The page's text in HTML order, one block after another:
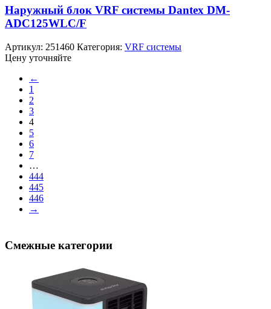
Наружный блок VRF системы Dantex DM-
ADC125WLC/F
Артикул: 251460 Категория: VRF системы
Цену уточняйте
←
1
2
3
4
5
6
7
…
444
445
446
→
Смежные категории